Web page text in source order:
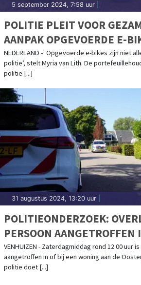
5 september 2024, 7:58 uur
POLITIE PLEIT VOOR
AANPAK OPGEVOERDE E-
NEDERLAND - ‘Opgevoerde e-bikes zijn niet
politie’, stelt Myria van Lith. De
politie [...]
31 augustus 2024, 13:20 uur
POLITIEONDERZOEK:
PERSOON
VENHUIZEN - Zaterdagmiddag rond 12.00 uur
aangetroffen in of bij een woning aan de
politie doet [...]